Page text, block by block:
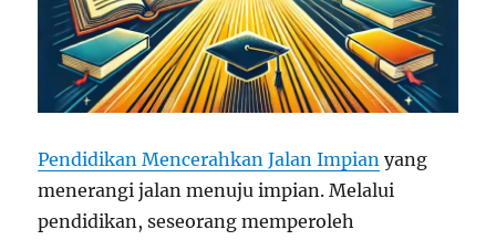
Pendidikan Mencerahkan Jalan Impian yang
menerangi jalan menuju impian. Melalui
pendidikan, seseorang memperoleh